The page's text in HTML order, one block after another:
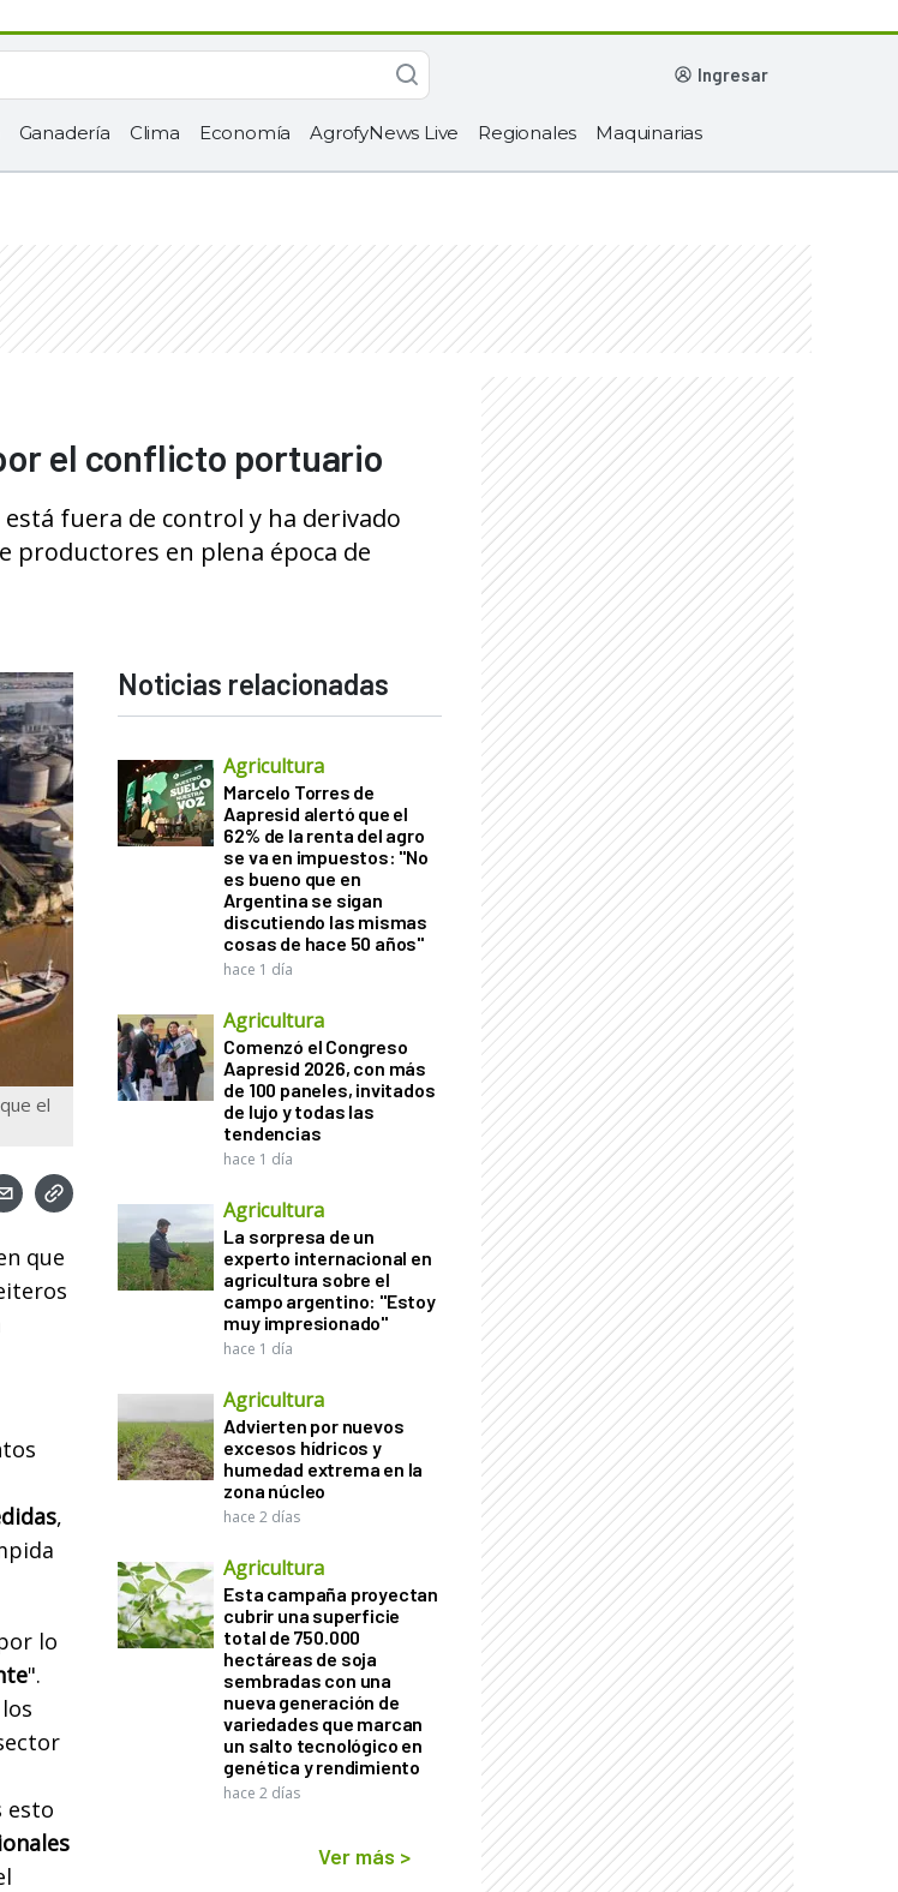
ingresar
Ganadería Clima Economía AgrofyNews Live Regionales Maquinarias
el conflicto portuario
está fuera de control y ha derivado
productores en plena época de
el
que
,
lo
".
esto
Noticias relacionadas
Agricultura
Marcelo Torres de
Aapresid alertó que el
62% de la renta del agro
se va en impuestos: "No
es bueno que en
Argentina se sigan
discutiendo las mismas
cosas de hace 50 años"
hace 1 día
Agricultura
Comenzó el Congreso
Aapresid 2026, con más
de 100 paneles, invitados
de lujo y todas las
tendencias
hace 1 día
Agricultura
La sorpresa de un
experto internacional en
agricultura sobre el
campo argentino: "Estoy
muy impresionado"
hace 1 día
Agricultura
Advierten por nuevos
excesos hídricos y
humedad extrema en la
zona núcleo
hace 2 días
Agricultura
Esta campaña proyectan
cubrir una superficie
total de 750.000
hectáreas de soja
sembradas con una
nueva generación de
variedades que marcan
un salto tecnológico en
genética y rendimiento
hace 2 días
Ver más >